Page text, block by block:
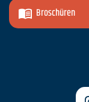
Broschüren